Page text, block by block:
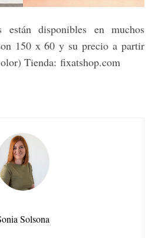
están disponibles en muchos
150 x 60 y su precio a partir
Tienda: fixatshop.com
Solsona